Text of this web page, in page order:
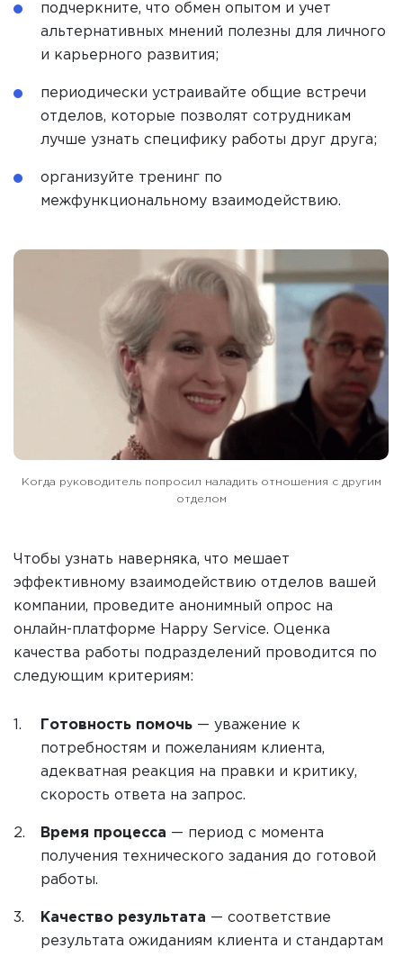
подчеркните, что обмен опытом и учет
альтернативных мнений полезны для личного
и карьерного развития;
периодически устраивайте общие встречи
отделов, которые позволят сотрудникам
лучше узнать специфику работы друг друга;
организуйте тренинг по
межфункциональному взаимодействию.
Когда руководитель попросил наладить отношения с другим
отделом
Чтобы узнать наверняка, что мешает
эффективному взаимодействию отделов вашей
компании, проведите анонимный опрос на
онлайн-платформе Happy Service. Оценка
качества работы подразделений проводится по
следующим критериям:
Готовность помочь — уважение к
потребностям и пожеланиям клиента,
адекватная реакция на правки и критику,
скорость ответа на запрос.
Время процесса — период с момента
получения технического задания до готовой
работы.
Качество результата — соответствие
результата ожиданиям клиента и стандартам